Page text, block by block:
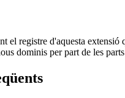
el registre d'aquesta extensió
dominis per part de les